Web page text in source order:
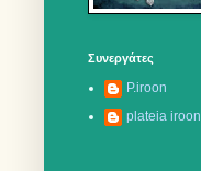
Συνεργάτες
P.iroon
plateia iroon